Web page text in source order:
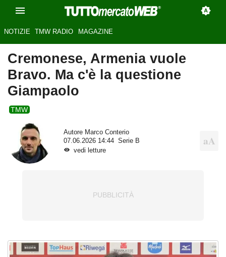
NOTIZIE TMW RADIO MAGAZINE
Cremonese, Armenia vuole
Bravo. Ma c'è la questione
Giampaolo
TMW
Autore Marco Conterio
07.06.2026 14:44
Serie B
vedi letture